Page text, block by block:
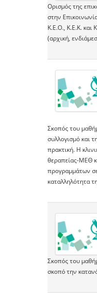
Ορισμός της
στην
Κ.Ε.Ο., Κ.Ε.Κ. και
(αρχική,
Σκοπός του
συλλογισμό και
πρακτική. Η
θεραπείας-ΜΕΘ
προγραμμάτων σε
καταλληλότητα
Σκοπός του
σκοπό την